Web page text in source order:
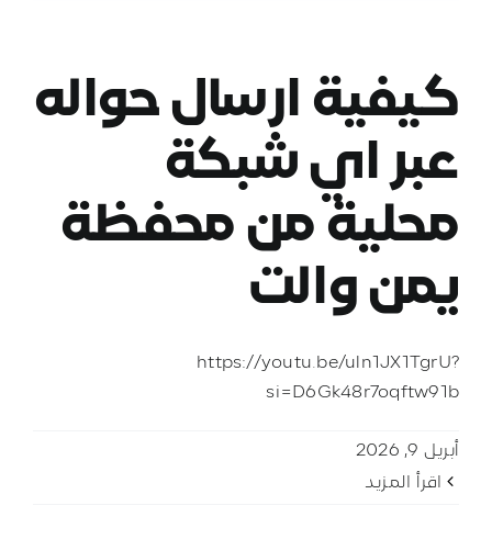
كيفية ارسال حواله
عبر اي شبكة
محلية من محفظة
يمن والت
https://youtu.be/uln1JX1TgrU?
si=D6Gk48r7oqftw91b
أبريل 9, 2026